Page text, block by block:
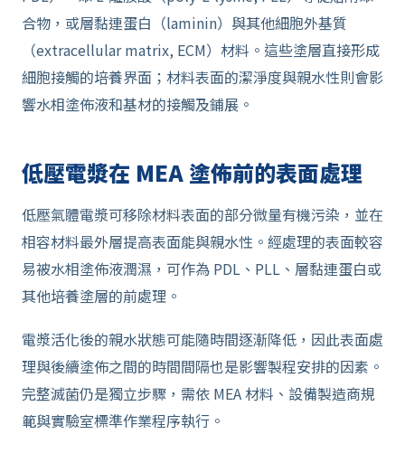
合物，或層黏連蛋白（laminin）與其他細胞外基質
（extracellular matrix, ECM）材料。這些塗層直接形成
細胞接觸的培養界面；材料表面的潔淨度與親水性則會影
響水相塗佈液和基材的接觸及鋪展。
低壓電漿在 MEA 塗佈前的表面處理
低壓氣體電漿可移除材料表面的部分微量有機污染，並在
相容材料最外層提高表面能與親水性。經處理的表面較容
易被水相塗佈液潤濕，可作為 PDL、PLL、層黏連蛋白或
其他培養塗層的前處理。
電漿活化後的親水狀態可能隨時間逐漸降低，因此表面處
理與後續塗佈之間的時間間隔也是影響製程安排的因素。
完整滅菌仍是獨立步驟，需依 MEA 材料、設備製造商規
範與實驗室標準作業程序執行。